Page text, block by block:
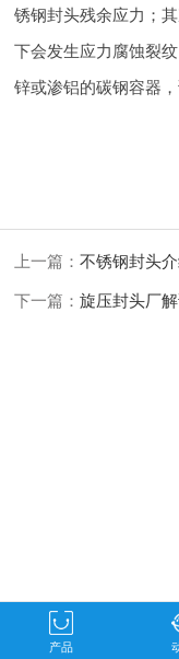
锈钢封头残余应力；
下会发生应力腐蚀裂
锌或渗铝的碳钢容器
上一篇：不锈钢封头
下一篇：旋压封头厂
产品